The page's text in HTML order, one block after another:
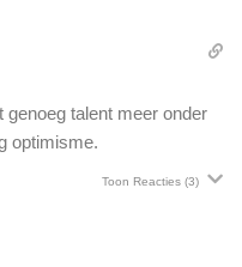
talent meer onder
optimisme.
Toon Reacties (3)